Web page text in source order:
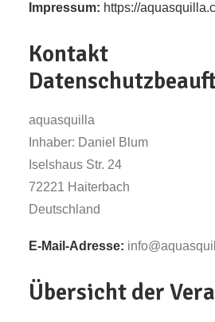
Impressum: https://
Kontakt
aquasquilla
Inhaber: Daniel Blum
Iselshaus Str. 24
72221 Haiterbach
Deutschland
E-Mail-Adresse:
Übersicht der